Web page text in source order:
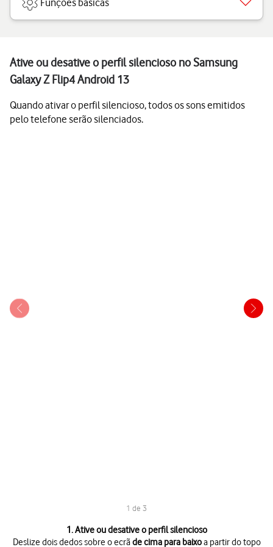
Funções básicas
Ative ou desative o perfil silencioso no Samsung
Galaxy Z Flip4 Android 13
Quando ativar o perfil silencioso, todos os sons emitidos
pelo telefone serão silenciados.
1 de 3
1. Ative ou desative o perfil silencioso
Deslize dois dedos sobre o ecrãde cima para baixoa partir do topo